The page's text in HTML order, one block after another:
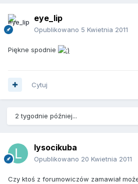
eye_lip
Opublikowano 5 Kwietnia 2011
Piękne spodnie
Cytuj
2 tygodnie później...
lysocikuba
Opublikowano 20 Kwietnia 2011
Czy ktoś z forumowiczów zamawiał